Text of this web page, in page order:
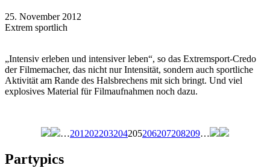
25. November 2012
Extrem sportlich
„Intensiv erleben und intensiver leben“, so das Extremsport-Credo
der Filmemacher, das nicht nur Intensität, sondern auch sportliche
Aktivität am Rande des Halsbrechens mit sich bringt. Und viel
explosives Material für Filmaufnahmen noch dazu.
…201 202203204205206207208209…
Partypics